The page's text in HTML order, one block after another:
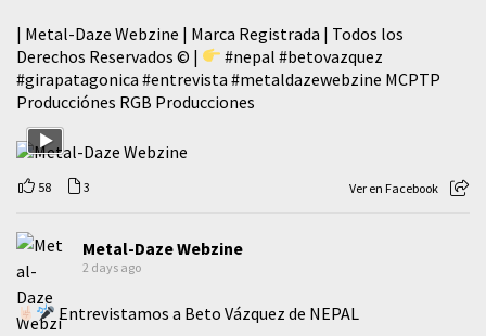
| Metal-Daze Webzine | Marca Registrada | Todos los
Derechos Reservados © |
#nepal #betovazquez
#girapatagonica #entrevista #metaldazewebzine MCPTP
Producciónes RGB Producciones
58 3 Ver en Facebook
Metal-Daze Webzine
2 days ago
Entrevistamos a Beto Vázquez de NEPAL